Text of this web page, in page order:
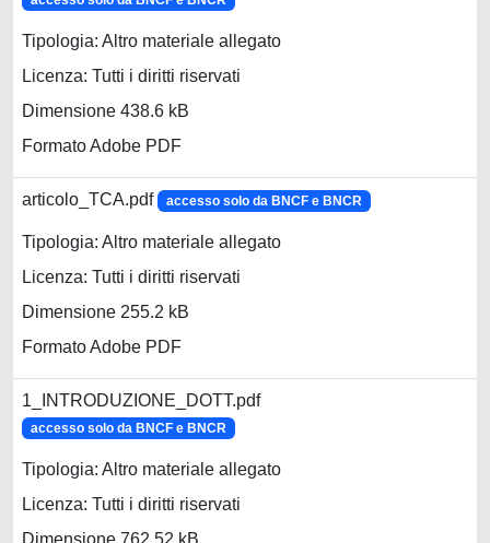
Tipologia: Altro materiale allegato
Licenza: Tutti i diritti riservati
Dimensione 438.6 kB
Formato Adobe PDF
articolo_TCA.pdf accesso solo da BNCF e BNCR
Tipologia: Altro materiale allegato
Licenza: Tutti i diritti riservati
Dimensione 255.2 kB
Formato Adobe PDF
1_INTRODUZIONE_DOTT.pdf
accesso solo da BNCF e BNCR
Tipologia: Altro materiale allegato
Licenza: Tutti i diritti riservati